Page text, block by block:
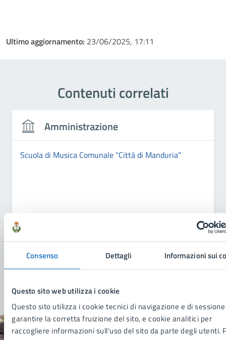
Consenso Dettagli Informazioni sui
Questo sito web utilizza i cookie
Questo sito utilizza i cookie tecnici di navigazione e di
garantire la corretta fruizione del sito, e cookie analitici per
raccogliere informazioni sull'uso del sito da parte degli utenti.
Ultimo aggiornamento: 23/06/2025, 17:11
Contenuti correlati
Amministrazione
Scuola di Musica Comunale "Città di Manduria"